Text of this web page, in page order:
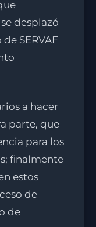
desplazó
SERVAF
a hacer
parte, que
para los
finalmente
estos
de
de